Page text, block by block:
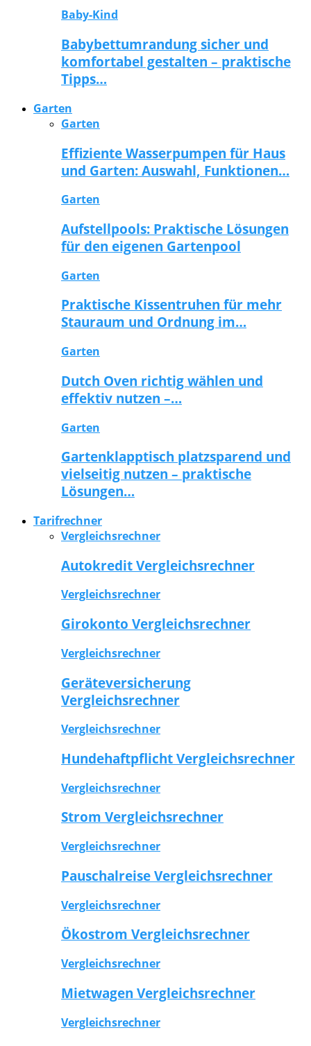
Baby-Kind
Babybettumrandung sicher und
komfortabel gestalten – praktische
Tipps…
Garten
Garten
Effiziente Wasserpumpen für Haus
und Garten: Auswahl, Funktionen…
Garten
Aufstellpools: Praktische Lösungen
für den eigenen Gartenpool
Garten
Praktische Kissentruhen für mehr
Stauraum und Ordnung im…
Garten
Dutch Oven richtig wählen und
effektiv nutzen –…
Garten
Gartenklapptisch platzsparend und
vielseitig nutzen – praktische
Lösungen…
Tarifrechner
Vergleichsrechner
Autokredit Vergleichsrechner
Vergleichsrechner
Girokonto Vergleichsrechner
Vergleichsrechner
Geräteversicherung
Vergleichsrechner
Vergleichsrechner
Hundehaftpflicht Vergleichsrechner
Vergleichsrechner
Strom Vergleichsrechner
Vergleichsrechner
Pauschalreise Vergleichsrechner
Vergleichsrechner
Ökostrom Vergleichsrechner
Vergleichsrechner
Mietwagen Vergleichsrechner
Vergleichsrechner